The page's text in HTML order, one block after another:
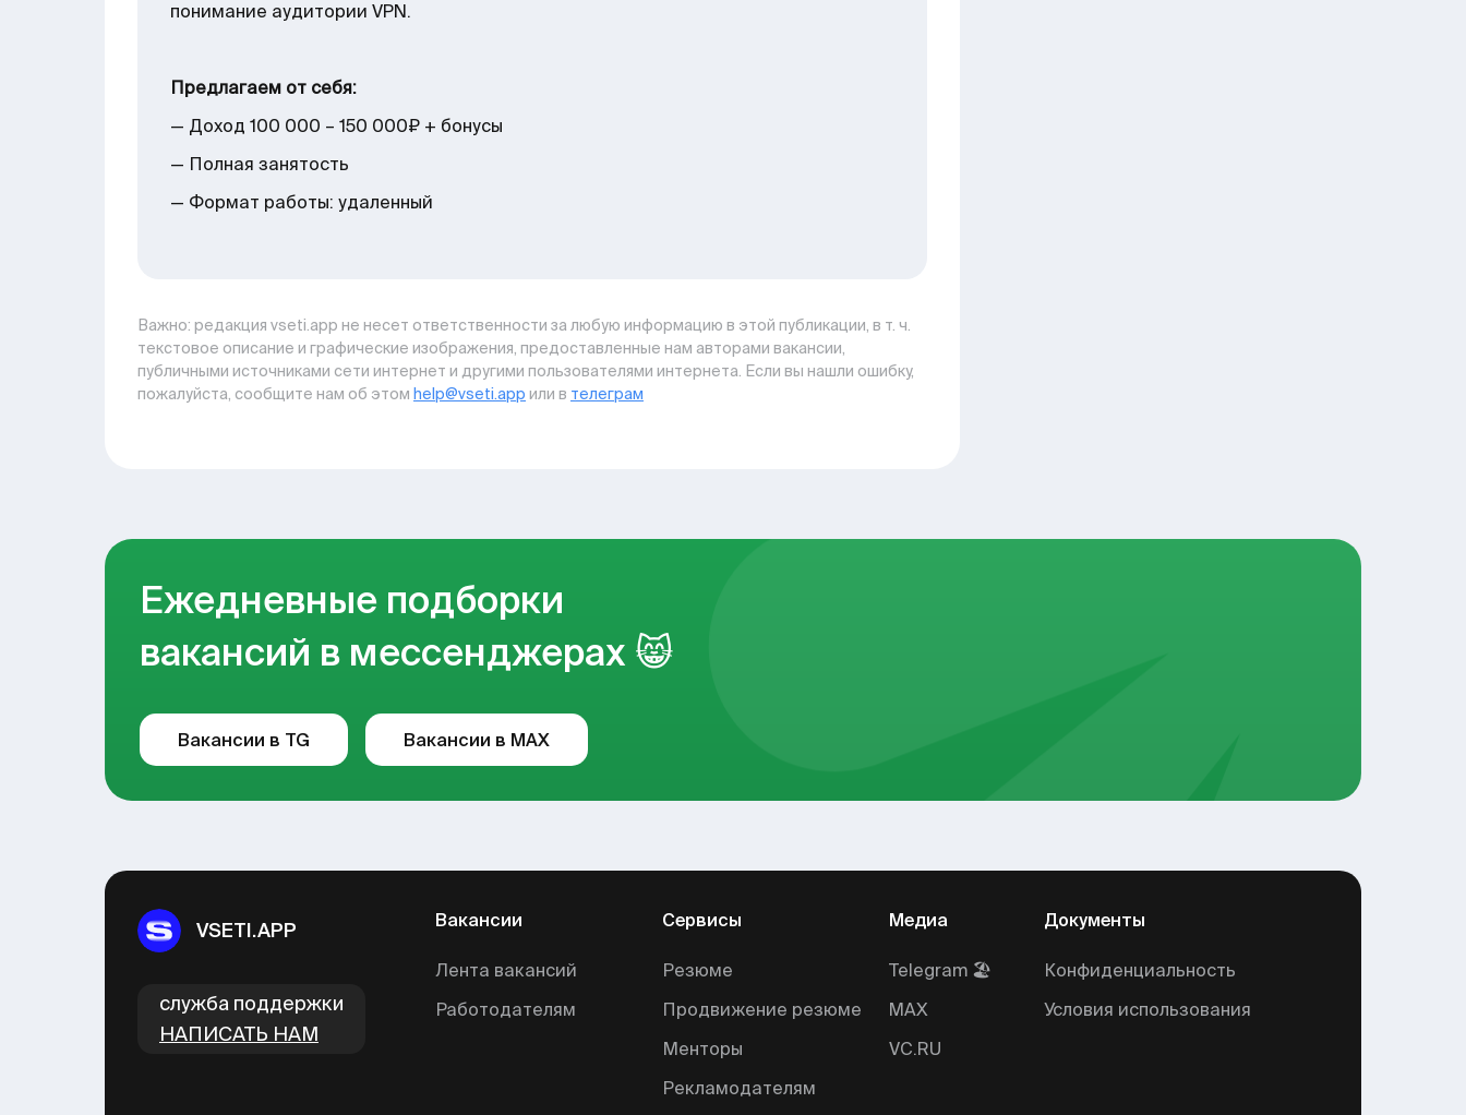
понимание аудитории VPN.
Предлагаем от себя:
— Доход 100 000 – 150 000₽ + бонусы
— Полная занятость
— Формат работы: удаленный
Важно: pедакция vseti.app не несет ответственности за любую информацию в этой публикации, в т. ч.
текстовое описание и графические изображения, предоставленные нам авторами вакансии,
публичными источниками сети интернет и другими пользователями интернета. Если вы нашли ошибку,
пожалуйста, сообщите нам об этом help@vseti.app или в телеграм
Ежедневные подборки
вакансий в мессенджерах 😸
Вакансии в TG Вакансии в MAX
VSETI.APP
cлужба поддержки
НАПИСАТЬ НАМ
Вакансии
Лента вакансий
Работодателям
Сервисы
Резюме
Продвижение резюме
Менторы
Рекламодателям
Медиа
Telegram 🏖
MAX
VC.RU
Документы
Конфиденциальность
Условия использования